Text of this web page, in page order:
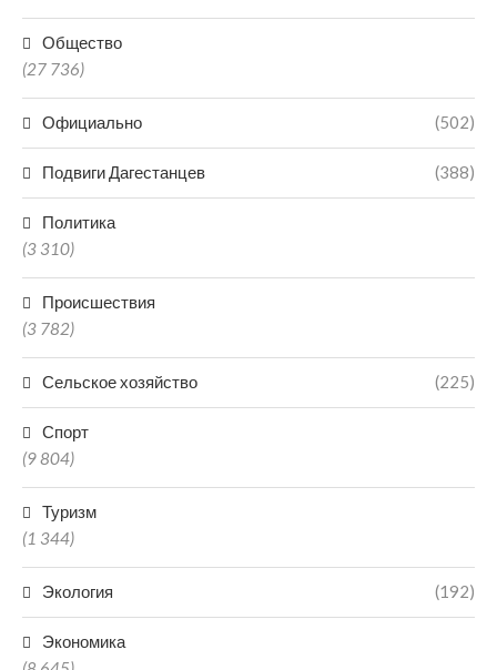
Общество
(27 736)
Официально (502)
Подвиги Дагестанцев (388)
Политика
(3 310)
Происшествия
(3 782)
Сельское хозяйство (225)
Спорт
(9 804)
Туризм
(1 344)
Экология (192)
Экономика